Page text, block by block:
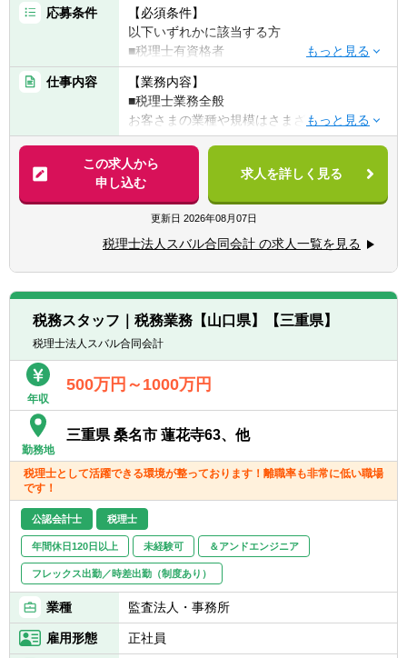
応募条件
【必須条件】
以下いずれかに該当する方
■税理士有資格者
■公認会計士
■国税出身の方
■会計事務所での業務経験5年以上
【求める人物像】
◆頑張った分評価されることを好む方
◆コミュニケーション能力が高い方
◆向上心や目標、ビジョンを持ち仕事に取り
組める方
仕事内容
【業務内容】
■税理士業務全般
お客さまの業種や規模はさまざまです。
税理士として、記帳代行から資産運用まで幅
広く携わっていただきます。
具体的には・・・
■税務顧問業務
■会社設立業務
■相続業務
■経営コンサルティング業務他
【クライアント】
■業界：建設、IT、医療、飲食、教育分野
等、ある分野に特化することは無く、大企業
■割合：個人2割、法人8割程度
【拠点】
：12拠点
東京事務所・長岡事務所・群馬事務所・周南
事務所・桑名事務所・仙台事務所・福山事務
所・ 北九州事務所・浜松事務所・福岡事務
所・札幌事務所・名古屋事務所
この求人から
申し込む
求人を詳しく見る
更新日 2026年08月07日
税理士法人スバル合同会計 の求人一覧を見る
税務スタッフ｜税務業務【山口県】【三重県】
税理士法人スバル合同会計
年収
500万円～1000万円
勤務地
三重県 桑名市 蓮花寺63、他
税理士として活躍できる環境が整っております！離職率も非常に低い職場
です！
公認会計士 税理士
年間休日120日以上 未経験可 ＆アンドエンジニア
フレックス出勤／時差出勤（制度あり）
業種 監査法人・事務所
雇用形態 正社員